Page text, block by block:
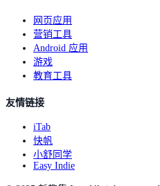
网页应用
营销工具
Android 应用
游戏
教育工具
友情链接
iTab
快帆
小舒同学
Easy Indie